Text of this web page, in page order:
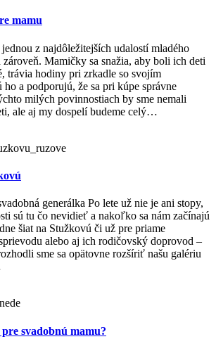
mamu
z najdôležitejších udalostí mladého
Mamičky sa snažia, aby boli ich deti
trávia hodiny pri zrkadle so svojím
a podporujú, že sa pri kúpe správne
milých povinnostiach by sme nemali
ale aj my dospelí budeme celý…
generálka Po lete už nie je ani stopy,
sú tu čo nevidieť a nakoľko sa nám začínajú
šiat na Stužkovú či už pre priame
alebo aj ich rodičovský doprovod –
sme sa opätovne rozšíriť našu galériu
svadobnú mamu?